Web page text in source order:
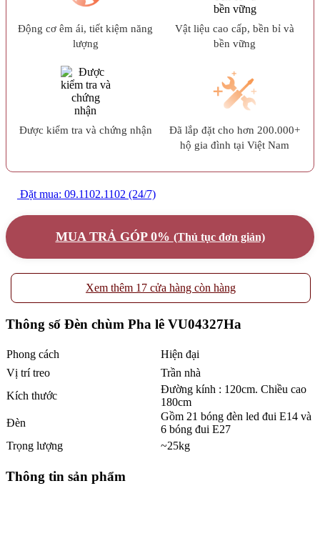
Động cơ êm ái, tiết kiệm năng
lượng
Vật liệu cao cấp, bền bỉ và
bền vững
Được kiểm tra và chứng nhận
Đã lắp đặt cho hơn 200.000+
hộ gia đình tại Việt Nam
Đặt mua: 09.1102.1102 (24/7)
MUA TRẢ GÓP 0% (Thủ tục đơn giản)
Xem thêm 17 cửa hàng còn hàng
Thông số Đèn chùm Pha lê VU04327Ha
Phong cách
Hiện đại
Vị trí treo
Trần nhà
Kích thước
Đường kính : 120cm. Chiều cao
180cm
Đèn
Gồm 21 bóng đèn led đui E14 và
6 bóng đui E27
Trọng lượng
~25kg
Thông tin sản phẩm